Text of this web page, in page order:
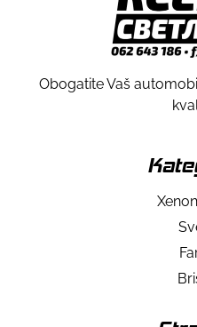
Obogatite Vaš